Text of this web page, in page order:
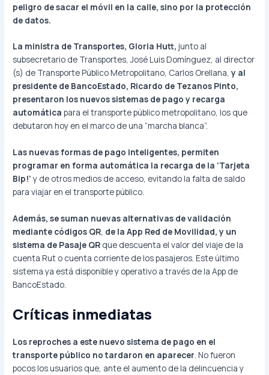
peligro de sacar el móvil en la calle, sino por la protección
de datos.
La ministra de Transportes, Gloria Hutt,junto al
subsecretario de Transportes, José Luis Domínguez, al director
(s) de Transporte Público Metropolitano, Carlos Orellana,y al
presidente de BancoEstado, Ricardo de Tezanos Pinto,
presentaron los nuevos sistemas de pago y recarga
automáticapara el transporte público metropolitano, los que
debutaron hoy en el marco de una “marcha blanca”.
Las nuevas formas de pago inteligentes, permiten
programar en forma automática la recarga de la ‘Tarjeta
Bip!’ y de otros medios de acceso, evitando la falta de saldo
para viajar en el transporte público.
Además, se suman nuevas alternativas de validación
mediante códigos QR, de la App Red de Movilidad, y un
sistema de Pasaje QR que descuenta el valor del viaje de la
cuenta Rut o cuenta corriente de los pasajeros. Este último
sistema ya está disponible y operativo a través de la App de
BancoEstado.
Críticas inmediatas
Los reproches a este nuevo sistema de pago en el
transporte público no tardaron en aparecer. No fueron
pocos los usuarios que, ante el aumento de la delincuencia y